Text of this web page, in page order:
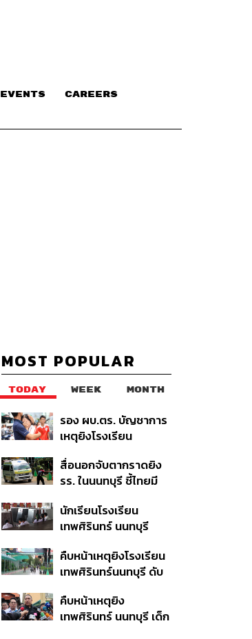
EVENTS CAREERS
MOST POPULAR
TODAY WEEK MONTH
รอง ผบ.ตร. บัญชาการ
เหตุยิงโรงเรียน
ค้นหา 2 รอบยืนยันไร้คน
ติดค้าง พบศพปู่-ย่าที่
สื่อนอกจับตากราดยิง
รร. ในนนทบุรี ชี้ไทยมี
ในระดับต้นของภูมิภาค
นักเรียนโรงเรียน
เทพศิรินทร์ นนทบุรี
ปลอดภัยชั่วคราว หลัง
เหตุใช้อาวุธปืนภายใน
คืบหน้าเหตุยิงโรงเรียน
เทพศิรินทร์นนทบุรี ดับ
สอบปมขโมยปืนปู่ก่อ
เหตุ
คืบหน้าเหตุยิง
เทพศิรินทร์ นนทบุรี เด็ก